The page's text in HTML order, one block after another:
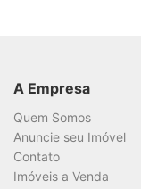
A Empresa
Quem Somos
Anuncie seu Imóvel
Contato
Imóveis a Venda